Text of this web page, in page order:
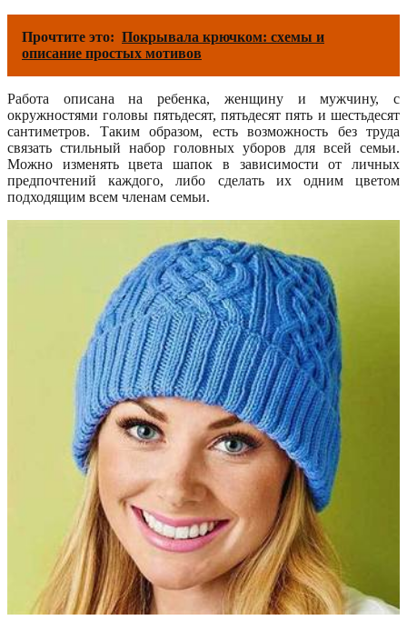
Прочтите это: Покрывала крючком: схемы и
описание простых мотивов
Работа описана на ребенка, женщину и мужчину, с
окружностями головы пятьдесят, пятьдесят пять и шестьдесят
сантиметров. Таким образом, есть возможность без труда
связать стильный набор головных уборов для всей семьи.
Можно изменять цвета шапок в зависимости от личных
предпочтений каждого, либо сделать их одним цветом
подходящим всем членам семьи.